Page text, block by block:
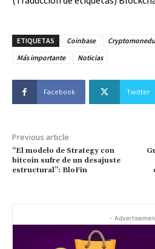
ETIQUETAS Coinbase
Más importante
Noticias
Facebook Twitter
Previous article
“El modelo de Strategy con
bitcoin sufre de un desajuste
estructural”: BloFin
-